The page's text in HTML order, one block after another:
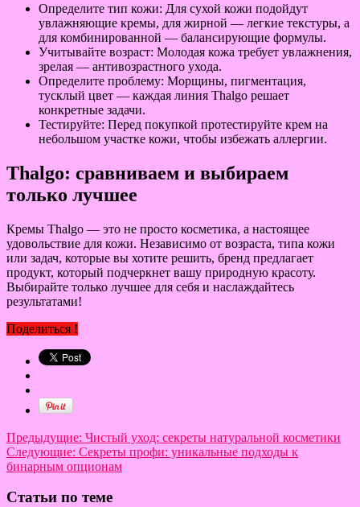
Определите тип кожи: Для сухой кожи подойдут
увлажняющие кремы, для жирной — легкие текстуры, а
для комбинированной — балансирующие формулы.
Учитывайте возраст: Молодая кожа требует увлажнения,
зрелая — антивозрастного ухода.
Определите проблему: Морщины, пигментация,
тусклый цвет — каждая линия Thalgo решает
конкретные задачи.
Тестируйте: Перед покупкой протестируйте крем на
небольшом участке кожи, чтобы избежать аллергии.
Thalgo: сравниваем и выбираем
только лучшее
Кремы Thalgo — это не просто косметика, а настоящее
удовольствие для кожи. Независимо от возраста, типа кожи
или задач, которые вы хотите решить, бренд предлагает
продукт, который подчеркнет вашу природную красоту.
Выбирайте только лучшее для себя и наслаждайтесь
результатами!
Поделиться !
Предыдущие: Чистый уход: секреты натуральной косметики
Следующие: Секреты профи: уникальные подходы к
бинарным опционам
Статьи по теме